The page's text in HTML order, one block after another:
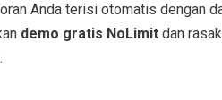
Anda terisi otomatis dengan
demo gratis NoLimit dan